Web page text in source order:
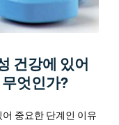
건강에 있어
엇인가?
중요한 단계인 이유